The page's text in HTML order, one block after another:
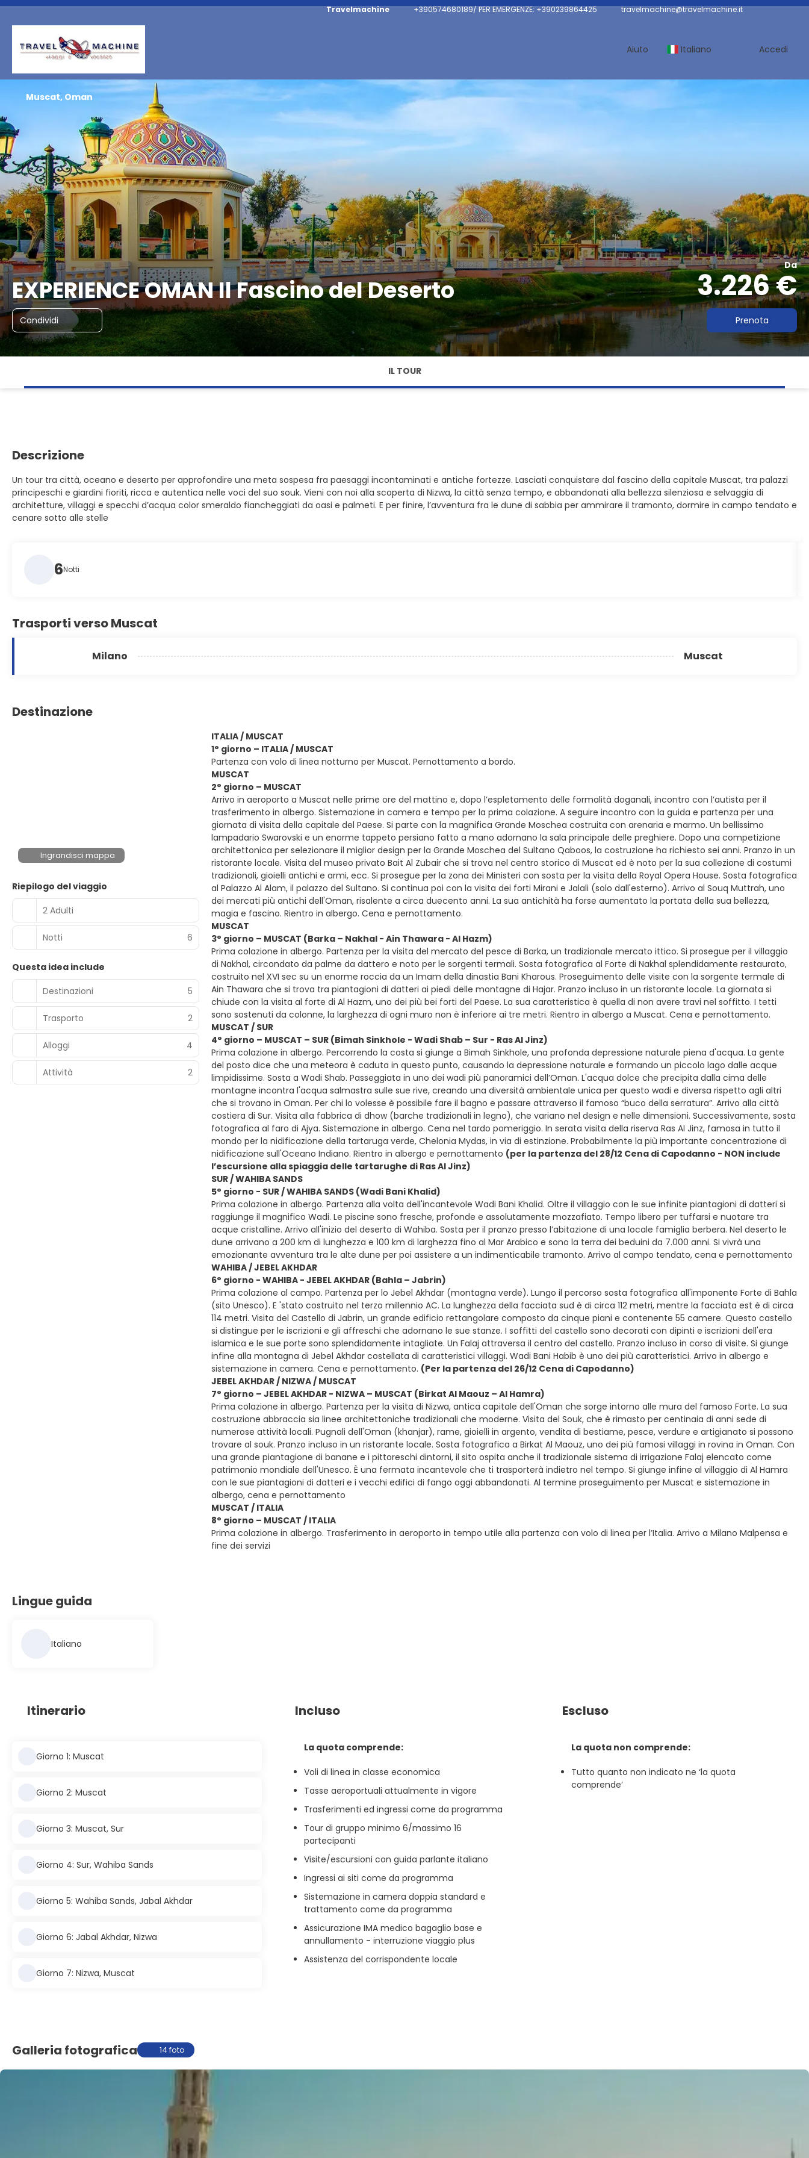
Travelmachine +390574680189/ PER EMERGENZE: +390239864425 travelmachine@travelmachine.it
Aiuto Italiano Accedi
EXPERIENCE OMAN Il Fascino del Deserto
Da
3.226 €
Condividi Prenota
Muscat, Oman
IL TOUR
Descrizione
Un tour tra città, oceano e deserto per approfondire una meta sospesa fra paesaggi incontaminati e antiche fortezze. Lasciati conquistare dal fascino della capitale Muscat, tra palazzi
principeschi e giardini fioriti, ricca e autentica nelle voci del suo souk. Vieni con noi alla scoperta di Nizwa, la città senza tempo, e abbandonati alla bellezza silenziosa e selvaggia di
architetture, villaggi e specchi d’acqua color smeraldo fiancheggiati da oasi e palmeti. E per finire, l’avventura fra le dune di sabbia per ammirare il tramonto, dormire in campo tendato e
cenare sotto alle stelle
6Notti
Trasporti verso Muscat
Milano Muscat
Destinazione
Ingrandisci mappa
Riepilogo del viaggio
2 Adulti
Notti 6
Questa idea include
Destinazioni
5
Trasporto 2
Alloggi 4
Attività 2
ITALIA / MUSCAT
1° giorno – ITALIA / MUSCAT
Partenza con volo di linea notturno per Muscat. Pernottamento a bordo.
MUSCAT
2° giorno – MUSCAT
Arrivo in aeroporto a Muscat nelle prime ore del mattino e, dopo l’espletamento delle formalità doganali, incontro con l’autista per il
trasferimento in albergo. Sistemazione in camera e tempo per la prima colazione. A seguire incontro con la guida e partenza per una
giornata di visita della capitale del Paese. Si parte con la magnifica Grande Moschea costruita con arenaria e marmo. Un bellissimo
lampadario Swarovski e un enorme tappeto persiano fatto a mano adornano la sala principale delle preghiere. Dopo una competizione
architettonica per selezionare il miglior design per la Grande Moschea del Sultano Qaboos, la costruzione ha richiesto sei anni. Pranzo in un
ristorante locale. Visita del museo privato Bait Al Zubair che si trova nel centro storico di Muscat ed è noto per la sua collezione di costumi
tradizionali, gioielli antichi e armi, ecc. Si prosegue per la zona dei Ministeri con sosta per la visita della Royal Opera House. Sosta fotografica
al Palazzo Al Alam, il palazzo del Sultano. Si continua poi con la visita dei forti Mirani e Jalali (solo dall'esterno). Arrivo al Souq Muttrah, uno
dei mercati più antichi dell'Oman, risalente a circa duecento anni. La sua antichità ha forse aumentato la portata della sua bellezza,
magia e fascino. Rientro in albergo. Cena e pernottamento.
MUSCAT
3° giorno – MUSCAT (Barka – Nakhal - Ain Thawara - Al Hazm)
Prima colazione in albergo. Partenza per la visita del mercato del pesce di Barka, un tradizionale mercato ittico. Si prosegue per il villaggio
di Nakhal, circondato da palme da dattero e noto per le sorgenti termali. Sosta fotografica al Forte di Nakhal splendidamente restaurato,
costruito nel XVI sec su un enorme roccia da un Imam della dinastia Bani Kharous. Proseguimento delle visite con la sorgente termale di
Ain Thawara che si trova tra piantagioni di datteri ai piedi delle montagne di Hajar. Pranzo incluso in un ristorante locale. La giornata si
chiude con la visita al forte di Al Hazm, uno dei più bei forti del Paese. La sua caratteristica è quella di non avere travi nel soffitto. I tetti
sono sostenuti da colonne, la larghezza di ogni muro non è inferiore ai tre metri. Rientro in albergo a Muscat. Cena e pernottamento.
MUSCAT / SUR
4° giorno – MUSCAT – SUR (Bimah Sinkhole - Wadi Shab – Sur - Ras Al Jinz)
Prima colazione in albergo. Percorrendo la costa si giunge a Bimah Sinkhole, una profonda depressione naturale piena d'acqua. La gente
del posto dice che una meteora è caduta in questo punto, causando la depressione naturale e formando un piccolo lago dalle acque
limpidissime. Sosta a Wadi Shab. Passeggiata in uno dei wadi più panoramici dell’Oman. L'acqua dolce che precipita dalla cima delle
montagne incontra l'acqua salmastra sulle sue rive, creando una diversità ambientale unica per questo wadi e diversa rispetto agli altri
che si trovano in Oman. Per chi lo volesse è possibile fare il bagno e passare attraverso il famoso “buco della serratura”. Arrivo alla città
costiera di Sur. Visita alla fabbrica di dhow (barche tradizionali in legno), che variano nel design e nelle dimensioni. Successivamente, sosta
fotografica al faro di Ajya. Sistemazione in albergo. Cena nel tardo pomeriggio. In serata visita della riserva Ras AI Jinz, famosa in tutto il
mondo per la nidificazione della tartaruga verde, Chelonia Mydas, in via di estinzione. Probabilmente la più importante concentrazione di
nidificazione sull'Oceano Indiano. Rientro in albergo e pernottamento (per la partenza del 28/12 Cena di Capodanno - NON include
l’escursione alla spiaggia delle tartarughe di Ras Al Jinz)
SUR / WAHIBA SANDS
5° giorno - SUR / WAHIBA SANDS (Wadi Bani Khalid)
Prima colazione in albergo. Partenza alla volta dell'incantevole Wadi Bani Khalid. Oltre il villaggio con le sue infinite piantagioni di datteri si
raggiunge il magnifico Wadi. Le piscine sono fresche, profonde e assolutamente mozzafiato. Tempo libero per tuffarsi e nuotare tra
acque cristalline. Arrivo all'inizio del deserto di Wahiba. Sosta per il pranzo presso l’abitazione di una locale famiglia berbera. Nel deserto le
dune arrivano a 200 km di lunghezza e 100 km di larghezza fino al Mar Arabico e sono la terra dei beduini da 7.000 anni. Si vivrà una
emozionante avventura tra le alte dune per poi assistere a un indimenticabile tramonto. Arrivo al campo tendato, cena e pernottamento
WAHIBA / JEBEL AKHDAR
6° giorno - WAHIBA - JEBEL AKHDAR (Bahla – Jabrin)
Prima colazione al campo. Partenza per lo Jebel Akhdar (montagna verde). Lungo il percorso sosta fotografica all'imponente Forte di Bahla
(sito Unesco). E 'stato costruito nel terzo millennio AC. La lunghezza della facciata sud è di circa 112 metri, mentre la facciata est è di circa
114 metri. Visita del Castello di Jabrin, un grande edificio rettangolare composto da cinque piani e contenente 55 camere. Questo castello
si distingue per le iscrizioni e gli affreschi che adornano le sue stanze. I soffitti del castello sono decorati con dipinti e iscrizioni dell'era
islamica e le sue porte sono splendidamente intagliate. Un Falaj attraversa il centro del castello. Pranzo incluso in corso di visite. Si giunge
infine alla montagna di Jebel Akhdar costellata di caratteristici villaggi. Wadi Bani Habib è uno dei più caratteristici. Arrivo in albergo e
sistemazione in camera. Cena e pernottamento. (Per la partenza del 26/12 Cena di Capodanno)
JEBEL AKHDAR / NIZWA / MUSCAT
7° giorno – JEBEL AKHDAR - NIZWA – MUSCAT (Birkat Al Maouz – Al Hamra)
Prima colazione in albergo. Partenza per la visita di Nizwa, antica capitale dell'Oman che sorge intorno alle mura del famoso Forte. La sua
costruzione abbraccia sia linee architettoniche tradizionali che moderne. Visita del Souk, che è rimasto per centinaia di anni sede di
numerose attività locali. Pugnali dell'Oman (khanjar), rame, gioielli in argento, vendita di bestiame, pesce, verdure e artigianato si possono
trovare al souk. Pranzo incluso in un ristorante locale. Sosta fotografica a Birkat Al Maouz, uno dei più famosi villaggi in rovina in Oman. Con
una grande piantagione di banane e i pittoreschi dintorni, il sito ospita anche il tradizionale sistema di irrigazione Falaj elencato come
patrimonio mondiale dell'Unesco. È una fermata incantevole che ti trasporterà indietro nel tempo. Si giunge infine al villaggio di Al Hamra
con le sue piantagioni di datteri e i vecchi edifici di fango oggi abbandonati. Al termine proseguimento per Muscat e sistemazione in
albergo, cena e pernottamento
MUSCAT / ITALIA
8° giorno – MUSCAT / ITALIA
Prima colazione in albergo. Trasferimento in aeroporto in tempo utile alla partenza con volo di linea per l’Italia. Arrivo a Milano Malpensa e
fine dei servizi
Lingue guida
Italiano
Itinerario
Giorno 1: Muscat
Giorno 2: Muscat
Giorno 3: Muscat, Sur
Giorno 4: Sur, Wahiba Sands
Giorno 5: Wahiba Sands, Jabal Akhdar
Giorno 6: Jabal Akhdar, Nizwa
Giorno 7: Nizwa, Muscat
Incluso
La quota comprende:
Voli di linea in classe economica
Tasse aeroportuali attualmente in vigore
Trasferimenti ed ingressi come da programma
Tour di gruppo minimo 6/massimo 16
partecipanti
Visite/escursioni con guida parlante italiano
Ingressi ai siti come da programma
Sistemazione in camera doppia standard e
trattamento come da programma
Assicurazione IMA medico bagaglio base e
annullamento - interruzione viaggio plus
Assistenza del corrispondente locale
Escluso
La quota non comprende:
Tutto quanto non indicato ne ‘la quota
comprende’
Galleria fotografica 14 foto